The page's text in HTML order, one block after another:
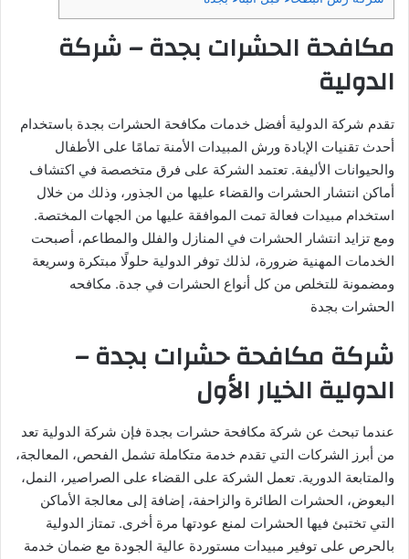
مكافحة الحشرات بجدة – شركة
الدولية
تقدم شركة الدولية أفضل خدمات مكافحة الحشرات بجدة باستخدام
أحدث تقنيات الإبادة ورش المبيدات الأمنة تمامًا على الأطفال
والحيوانات الأليفة. تعتمد الشركة على فرق متخصصة في اكتشاف
أماكن انتشار الحشرات والقضاء عليها من الجذور، وذلك من خلال
استخدام مبيدات فعالة تمت الموافقة عليها من الجهات المختصة.
ومع تزايد انتشار الحشرات في المنازل والفلل والمطاعم، أصبحت
الخدمات المهنية ضرورة، لذلك توفر الدولية حلولًا مبتكرة وسريعة
ومضمونة للتخلص من كل أنواع الحشرات في جدة. مكافحه
الحشرات بجدة
شركة مكافحة حشرات بجدة –
الدولية الخيار الأول
عندما تبحث عن شركة مكافحة حشرات بجدة فإن شركة الدولية تعد
من أبرز الشركات التي تقدم خدمة متكاملة تشمل الفحص، المعالجة،
والمتابعة الدورية. تعمل الشركة على القضاء على الصراصير، النمل،
البعوض، الحشرات الطائرة والزاحفة، إضافة إلى معالجة الأماكن
التي تختبئ فيها الحشرات لمنع عودتها مرة أخرى. تمتاز الدولية
بالحرص على توفير مبيدات مستوردة عالية الجودة مع ضمان خدمة